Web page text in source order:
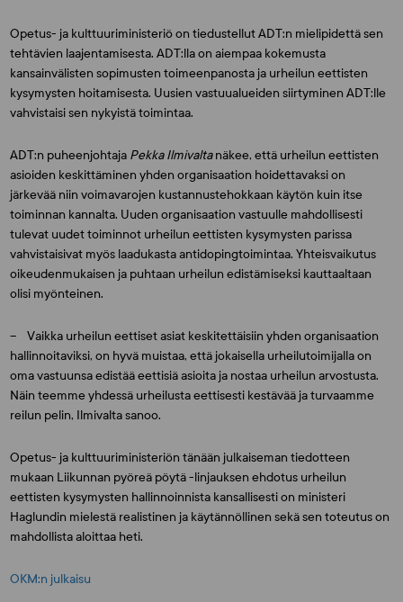
Opetus- ja kulttuuriministeriö on tiedustellut ADT:n mielipidettä sen
tehtävien laajentamisesta. ADT:lla on aiempaa kokemusta
kansainvälisten sopimusten toimeenpanosta ja urheilun eettisten
kysymysten hoitamisesta. Uusien vastuualueiden siirtyminen ADT:lle
vahvistaisi sen nykyistä toimintaa.
ADT:n puheenjohtaja Pekka Ilmivaltanäkee, että urheilun eettisten
asioiden keskittäminen yhden organisaation hoidettavaksi on
järkevää niin voimavarojen kustannustehokkaan käytön kuin itse
toiminnan kannalta. Uuden organisaation vastuulle mahdollisesti
tulevat uudet toiminnot urheilun eettisten kysymysten parissa
vahvistaisivat myös laadukasta antidopingtoimintaa. Yhteisvaikutus
oikeudenmukaisen ja puhtaan urheilun edistämiseksi kauttaaltaan
olisi myönteinen.
– Vaikka urheilun eettiset asiat keskitettäisiin yhden organisaation
hallinnoitaviksi, on hyvä muistaa, että jokaisella urheilutoimijalla on
oma vastuunsa edistää eettisiä asioita ja nostaa urheilun arvostusta.
Näin teemme yhdessä urheilusta eettisesti kestävää ja turvaamme
reilun pelin, Ilmivalta sanoo.
Opetus- ja kulttuuriministeriön tänään julkaiseman tiedotteen
mukaan Liikunnan pyöreä pöytä -linjauksen ehdotus urheilun
eettisten kysymysten hallinnoinnista kansallisesti on ministeri
Haglundin mielestä realistinen ja käytännöllinen sekä sen toteutus on
mahdollista aloittaa heti.
OKM:n julkaisu